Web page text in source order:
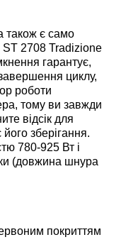
також є само
ST 2708 Tradizione
гарантує,
циклу,
роботи
тому ви завжди
відсік для
зберігання.
780-925 Вт і
(довжина шнура
покриттям